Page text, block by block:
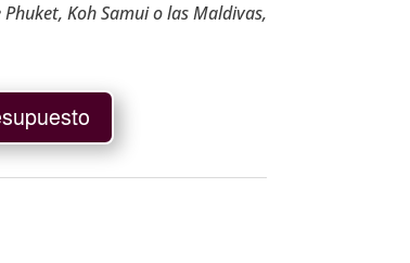
Koh Samui o las Maldivas,